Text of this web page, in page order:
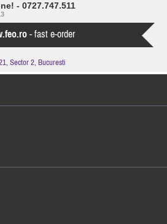
- 0727.747.511
- fast e-order
Sector 2, Bucuresti